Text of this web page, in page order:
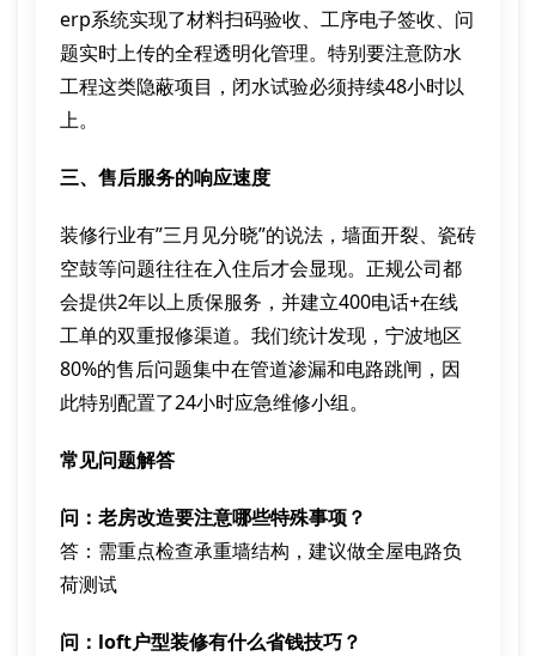
erp系统实现了材料扫码验收、工序电子签收、问
题实时上传的全程透明化管理。特别要注意防水
工程这类隐蔽项目，闭水试验必须持续48小时以
上。
三、售后服务的响应速度
装修行业有”三月见分晓”的说法，墙面开裂、瓷砖
空鼓等问题往往在入住后才会显现。正规公司都
会提供2年以上质保服务，并建立400电话+在线
工单的双重报修渠道。我们统计发现，宁波地区
80%的售后问题集中在管道渗漏和电路跳闸，因
此特别配置了24小时应急维修小组。
常见问题解答
问：老房改造要注意哪些特殊事项？
答：需重点检查承重墙结构，建议做全屋电路负
荷测试
问：loft户型装修有什么省钱技巧？